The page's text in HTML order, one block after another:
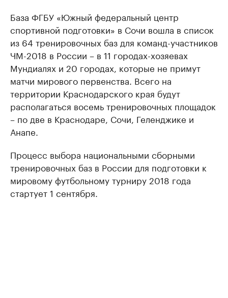
База ФГБУ «Южный федеральный центр
спортивной подготовки» в Сочи вошла в список
из 64 тренировочных баз для команд-участников
ЧМ-2018 в России – в 11 городах-хозяевах
Мундиалях и 20 городах, которые не примут
матчи мирового первенства. Всего на
территории Краснодарского края будут
располагаться восемь тренировочных площадок
– по две в Краснодаре, Сочи, Геленджике и
Анапе.
Процесс выбора национальными сборными
тренировочных баз в России для подготовки к
мировому футбольному турниру 2018 года
стартует 1 сентября.